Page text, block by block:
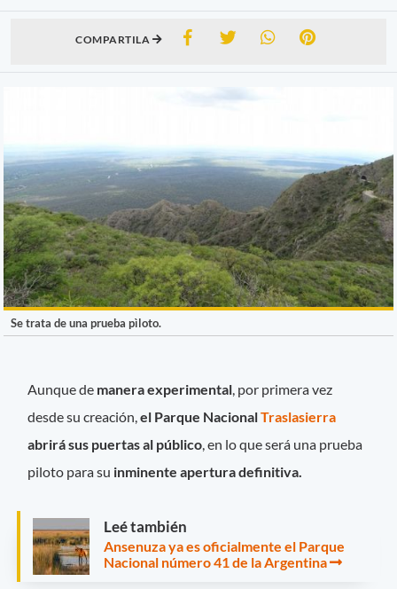
COMPARTILA
Se trata de una prueba pìloto.
Aunque de manera experimental , por primera vez
desde su creación,el Parque NacionalTraslasierra
abrirá sus puertas al público , en lo que será una prueba
piloto para su inminente apertura definitiva.
Leé también
Ansenuza ya es oficialmente el Parque
Nacional número 41 de la Argentina